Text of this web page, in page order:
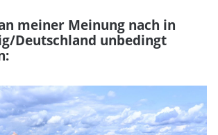
meiner Meinung nach in
Deutschland unbedingt